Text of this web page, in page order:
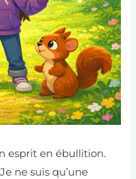
esprit en ébullition.
ne suis qu’une